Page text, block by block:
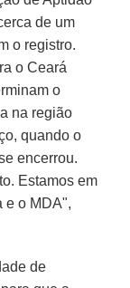
de um
o registro.
o Ceará
o
na região
quando o
encerrou.
Estamos em
e o MDA",
de